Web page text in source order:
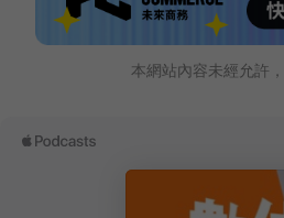
本網站內容未經允許，